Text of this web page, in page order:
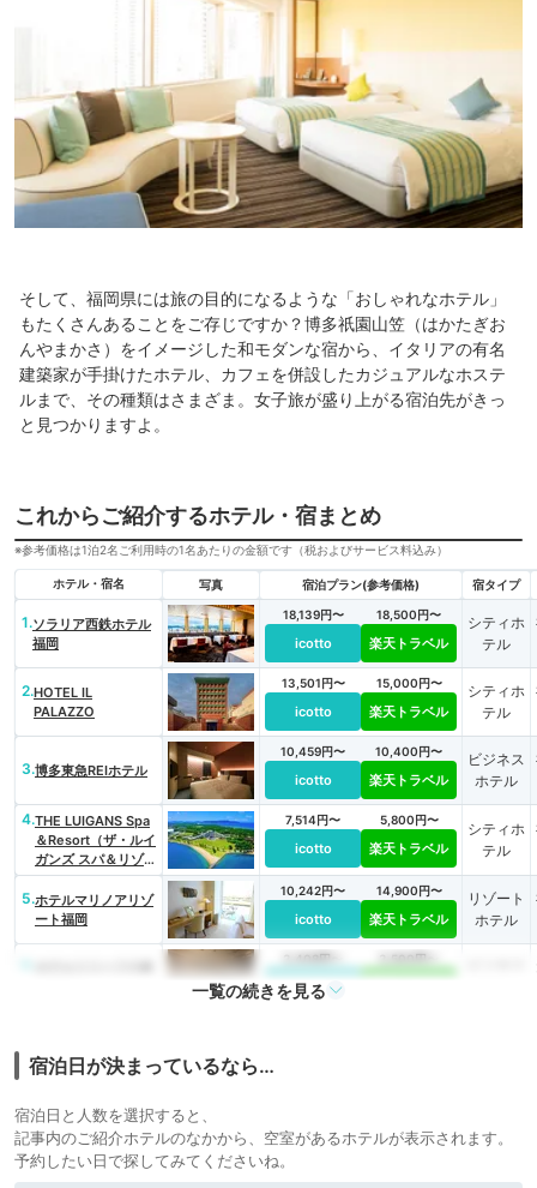
そして、福岡県には旅の目的になるような「おしゃれなホテル」
もたくさんあることをご存じですか？博多祇園山笠（はかたぎお
んやまかさ）をイメージした和モダンな宿から、イタリアの有名
建築家が手掛けたホテル、カフェを併設したカジュアルなホステ
ルまで、その種類はさまざま。女子旅が盛り上がる宿泊先がきっ
と見つかりますよ。
これからご紹介するホテル・宿まとめ
※参考価格は1泊2名ご利用時の1名あたりの金額です（税およびサービス料込み）
ホテル・宿名 写真 宿泊プラン(参考価格) 宿タイプ
1.ソラリア西鉄ホテル
福岡
18,139円〜
icotto
18,500円〜
楽天トラベル
シティホ
テル
2.HOTEL IL
PALAZZO
13,501円〜
icotto
15,000円〜
楽天トラベル
シティホ
テル
3.博多東急REIホテル
10,459円〜
icotto
10,400円〜
楽天トラベル
ビジネス
ホテル
4.THE LUIGANS Spa
＆Resort（ザ・ルイ
ガンズ スパ＆リゾ
ート）
7,514円〜
icotto
5,800円〜
楽天トラベル
シティホ
テル
5.ホテルマリノアリゾ
ート福岡
10,242円〜
icotto
14,900円〜
楽天トラベル
リゾート
ホテル
3,408円〜
icotto
3,500円〜
一覧の続きを見る
宿泊日が決まっているなら…
宿泊日と人数を選択すると、
記事内のご紹介ホテルのなかから、空室があるホテルが表示されます。
予約したい日で探してみてくださいね。